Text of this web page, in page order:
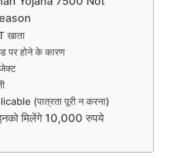
खाता
पर होने के कारण
(पात्रता पूरी न करना)
मिलेंगे 10,000 रुपये